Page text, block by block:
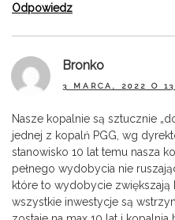
Odpowiedz
Bronko
3 MARCA, 2022 O
Nasze kopalnie są sztucznie
jednej z kopalń PGG, wg
stanowisko 10 lat temu nasza
pełnego wydobycia nie
które to wydobycie zwiększają
wszystkie inwestycje są